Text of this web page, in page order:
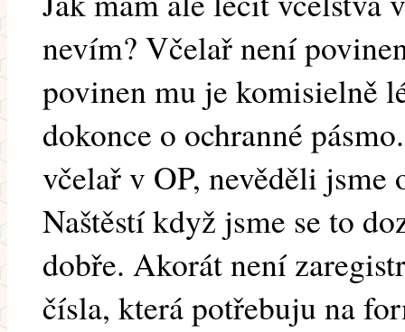
nevím? Včelař není
povinen mu je komisielně
dokonce o ochranné
včelař v OP, nevěděli
Naštěstí když jsme se to
dobře. Akorát není
čísla, která potřebuju na